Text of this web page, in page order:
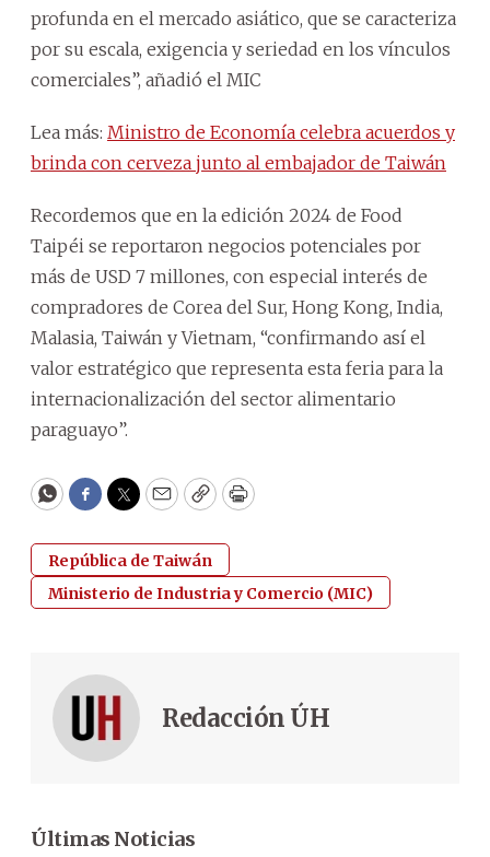
profunda en el mercado asiático, que se caracteriza
por su escala, exigencia y seriedad en los vínculos
comerciales”, añadió el MIC
Lea más: Ministro de Economía celebra acuerdos y
brinda con cerveza junto al embajador de Taiwán
Recordemos que en la edición 2024 de Food
Taipéi se reportaron negocios potenciales por
más de USD 7 millones, con especial interés de
compradores de Corea del Sur, Hong Kong, India,
Malasia, Taiwán y Vietnam, “confirmando así el
valor estratégico que representa esta feria para la
internacionalización del sector alimentario
paraguayo”.
WhatsApp
Facebook
Twitter
EmailCopyPrint
República de Taiwán
Ministerio de Industria y Comercio (MIC)
Redacción ÚH
Últimas Noticias